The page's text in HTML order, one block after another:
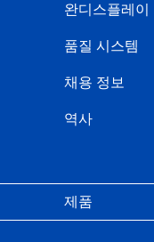
완디스플레이
품질 시스템
채용 정보
역사
제품